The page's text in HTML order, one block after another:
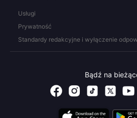
Usługi
Prywatność
Standardy redakcyjne i wyłączenie
Bądź na